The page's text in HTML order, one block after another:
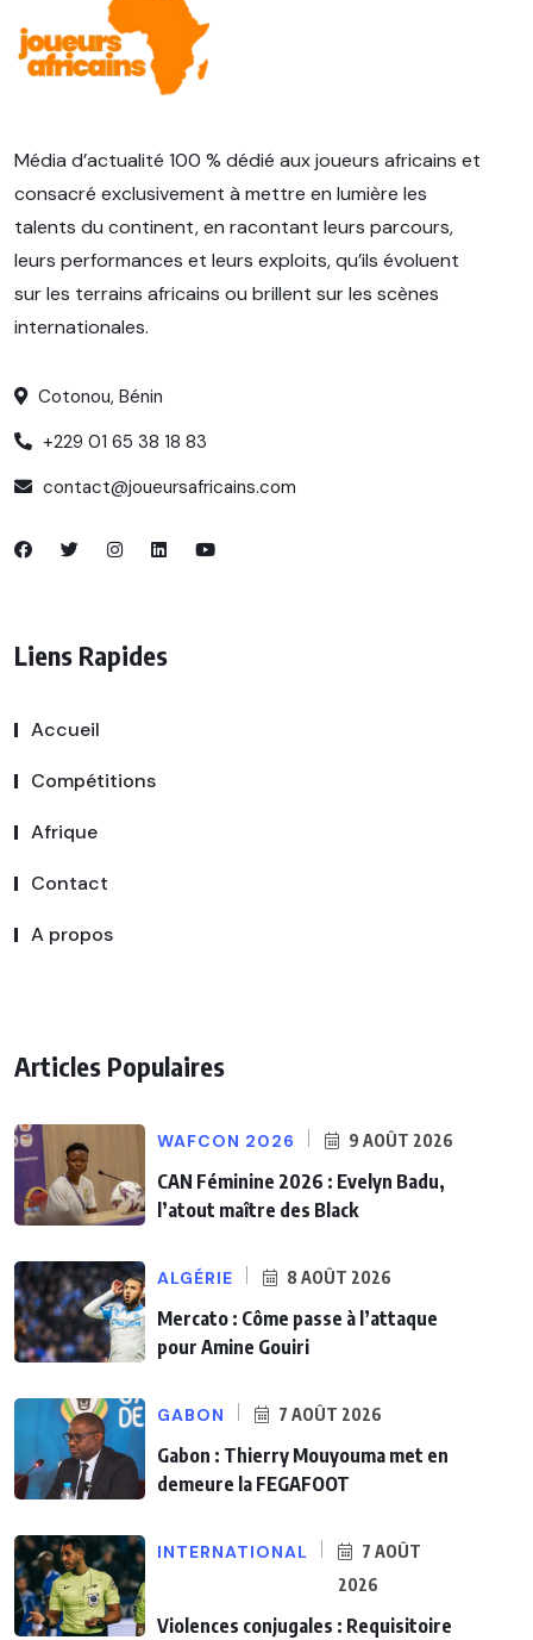
Média d’actualité 100 % dédié aux joueurs africains et
consacré exclusivement à mettre en lumière les
talents du continent, en racontant leurs parcours,
leurs performances et leurs exploits, qu’ils évoluent
sur les terrains africains ou brillent sur les scènes
internationales.
Cotonou, Bénin
+229 01 65 38 18 83
contact@joueursafricains.com
Liens Rapides
Accueil
Compétitions
Afrique
Contact
A propos
Articles Populaires
WAFCON 2026 9 AOÛT 2026
CAN Féminine 2026 : Evelyn Badu,
l’atout maître des Black
ALGÉRIE 8 AOÛT 2026
Mercato : Côme passe à l’attaque
pour Amine Gouiri
GABON 7 AOÛT 2026
Gabon : Thierry Mouyouma met en
demeure la FEGAFOOT
INTERNATIONAL
7 AOÛT
2026
Violences conjugales : Requisitoire